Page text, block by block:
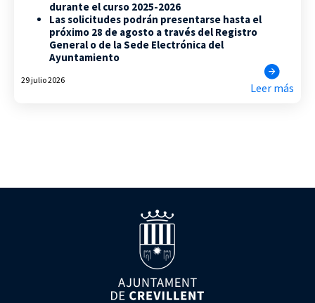
durante el curso 2025-2026
Las solicitudes podrán presentarse hasta el
próximo 28 de agosto a través del Registro
General o de la Sede Electrónica del
Ayuntamiento
29 julio 2026
Leer más